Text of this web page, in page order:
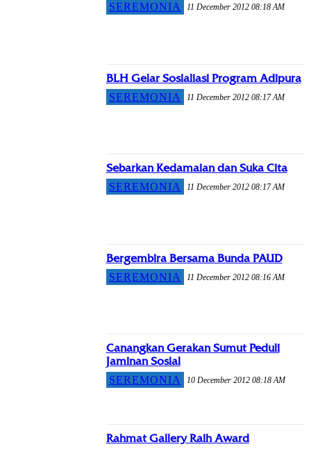
SEREMONIA 11 December 2012 08:18 AM
BLH Gelar Sosialiasi Program Adipura
SEREMONIA 11 December 2012 08:17 AM
Sebarkan Kedamaian dan Suka Cita
SEREMONIA 11 December 2012 08:17 AM
Bergembira Bersama Bunda PAUD
SEREMONIA 11 December 2012 08:16 AM
Canangkan Gerakan Sumut Peduli
Jaminan Sosial
SEREMONIA 10 December 2012 08:18 AM
Rahmat Gallery Raih Award